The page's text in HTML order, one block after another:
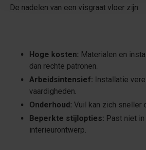
De nadelen van een visgraat vloer zijn:
Hoge kosten: Materialen en
dan rechte patronen.
Arbeidsintensief: Installatie
vaardigheden.
Onderhoud: Vuil kan zich sneller
Beperkte stijlopties: Past niet
interieurontwerp.